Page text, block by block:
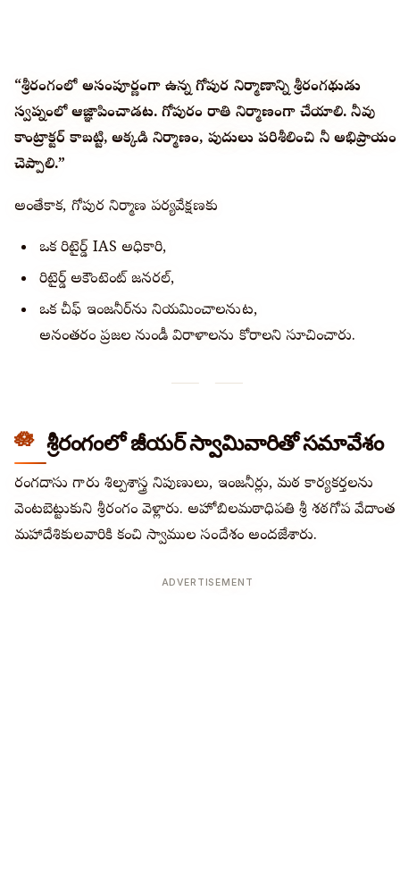
“శ్రీరంగంలో అసంపూర్ణంగా ఉన్న గోపుర నిర్మాణాన్ని శ్రీరంగనాథుడు
స్వప్నంలో ఆజ్ఞాపించాడట. గోపురం రాతి నిర్మాణంగా చేయాలి. నీవు
కాంట్రాక్టర్ కాబట్టి, అక్కడి నిర్మాణం, పునాదులు పరిశీలించి నీ అభిప్రాయం
చెప్పాలి.”
అంతేకాక, గోపుర నిర్మాణ పర్యవేక్షణకు
ఒక రిటైర్డ్ IAS అధికారి,
రిటైర్డ్ అకౌంటెంట్ జనరల్,
ఒక చీఫ్ ఇంజనీర్‌ను నియమించాలనుట,
అనంతరం ప్రజల నుండీ విరాళాలను కోరాలని సూచించారు.
శ్రీరంగంలో జీయర్ స్వామివారితో సమావేశం
రంగదాసు గారు శిల్పశాస్త్ర నిపుణులు, ఇంజనీర్లు, మఠ కార్యకర్తలను
వెంటబెట్టుకుని శ్రీరంగం వెళ్లారు. అహోబిలమఠాధిపతి శ్రీ శఠగోప వేదాంత
మహాదేశికులవారికి కంచి స్వాముల సందేశం అందజేశారు.
ADVERTISEMENT